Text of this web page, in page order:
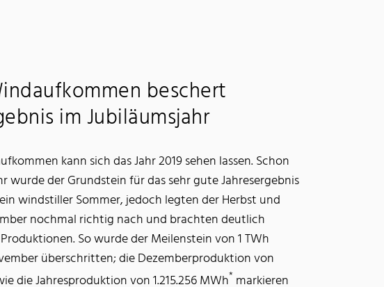
beschert
im Jubiläumsjahr
kann sich das Jahr 2019 sehen lassen. Schon
wurde der Grundstein für das sehr gute Jahresergebnis
windstiller Sommer, jedoch legten der Herbst und
nochmal richtig nach und brachten deutlich
So wurde der Meilenstein von 1 TWh
überschritten; die Dezemberproduktion von
die Jahresproduktion von 1.215.256 MWh* markieren